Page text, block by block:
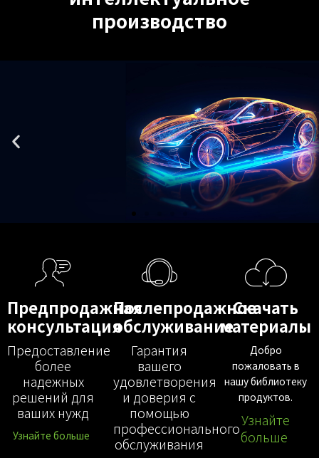
производство
新能源三电
整合清洁送料技术、智能拧紧技术、数字化
与智能化软件系统, 陪伴新能源三电系统装配
智能化升级每一步。
Предпродажная
консультация
Предоставление
более
надежных
решений для
ваших нужд
Узнайте больше
Послепродажное
обслуживание
Гарантия
вашего
удовлетворения
и доверия с
помощью
профессионального
обслуживания
Скачать
материалы
Добро
пожаловать в
нашу библиотеку
продуктов.
Узнайте
больше